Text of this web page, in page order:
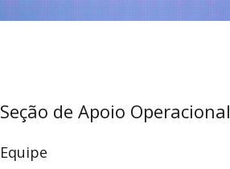
Seção de Apoio Operacional
Equipe